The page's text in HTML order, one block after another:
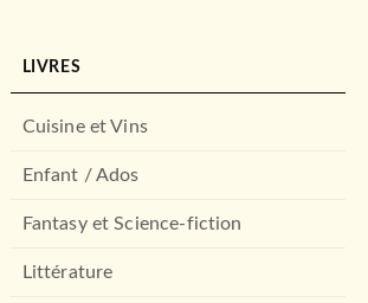
LIVRES
Cuisine et Vins
Enfant / Ados
Fantasy et Science-fiction
Littérature